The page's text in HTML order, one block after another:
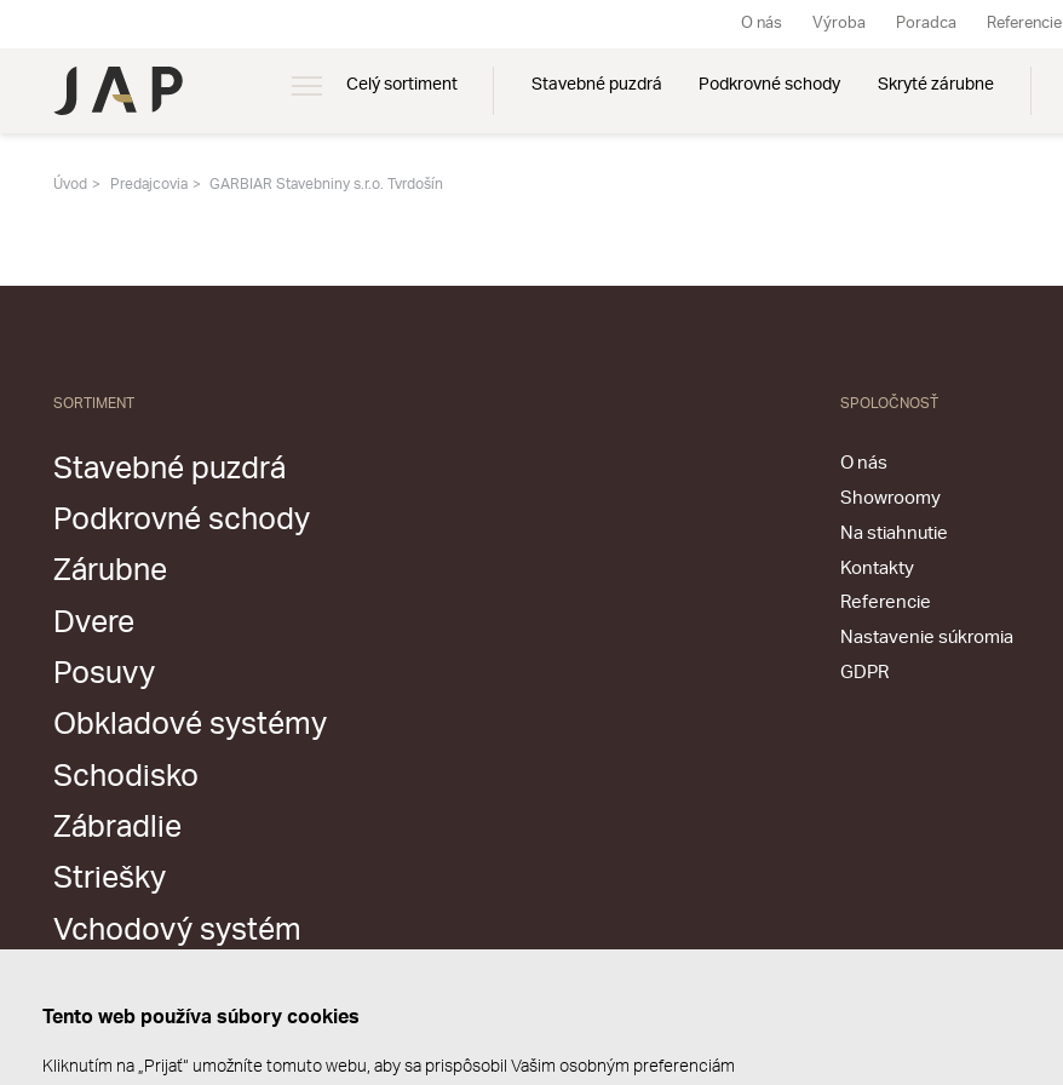
Celý sortiment Stavebné puzdrá Podkrovné schody Skryté zárubne
O nás Výroba Poradca Referencie
Úvod Predajcovia GARBIAR Stavebniny s.r.o. Tvrdošín
SORTIMENT
Stavebné puzdrá
Podkrovné schody
Zárubne
Dvere
Posuvy
Obkladové systémy
Schodisko
Zábradlie
Striešky
Vchodový systém
SPOLOČNOSŤ
O nás
Showroomy
Na stiahnutie
Kontakty
Referencie
Nastavenie súkromia
GDPR
Tento web používa súbory cookies
Kliknutím na „Prijať“ umožníte tomuto webu, aby sa prispôsobil Vašim osobným preferenciám